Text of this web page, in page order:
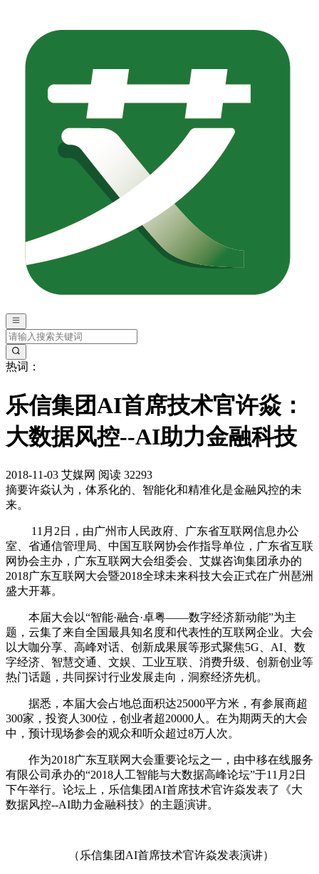
热词：
乐信集团AI首席技术官许焱：
大数据风控--AI助力金融科技
2018-11-03 艾媒网 阅读 32293
摘要许焱认为，体系化的、智能化和精准化是金融风控的未
来。
11月2日，由广州市人民政府、广东省互联网信息办公
室、省通信管理局、中国互联网协会作指导单位，广东省互联
网协会主办，广东互联网大会组委会、艾媒咨询集团承办的
2018广东互联网大会暨2018全球未来科技大会正式在广州琶洲
盛大开幕。
本届大会以“智能·融合·卓粤——数字经济新动能”为主
题，云集了来自全国最具知名度和代表性的互联网企业。大会
以大咖分享、高峰对话、创新成果展等形式聚焦5G、AI、数
字经济、智慧交通、文娱、工业互联、消费升级、创新创业等
热门话题，共同探讨行业发展走向，洞察经济先机。
据悉，本届大会占地总面积达25000平方米，有参展商超
300家，投资人300位，创业者超20000人。在为期两天的大会
中，预计现场参会的观众和听众超过8万人次。
作为2018广东互联网大会重要论坛之一，由中移在线服务
有限公司承办的“2018人工智能与大数据高峰论坛”于11月2日
下午举行。论坛上，乐信集团AI首席技术官许焱发表了《大
数据风控--AI助力金融科技》的主题演讲。
（乐信集团AI首席技术官许焱发表演讲）